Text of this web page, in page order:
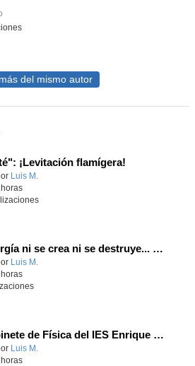
del mismo autor
¡Levitación flamígera!
educativo.
Luis M.
La energía ni se crea ni se destruye... ¡se experimenta! El Tierno en la Feria Madrid es Ciencia 2026
educativo.
Luis M.
El Gabinete de Física del IES Enrique Tierno Galván de Parla (Curso 25-26)
educativo.
Luis M.